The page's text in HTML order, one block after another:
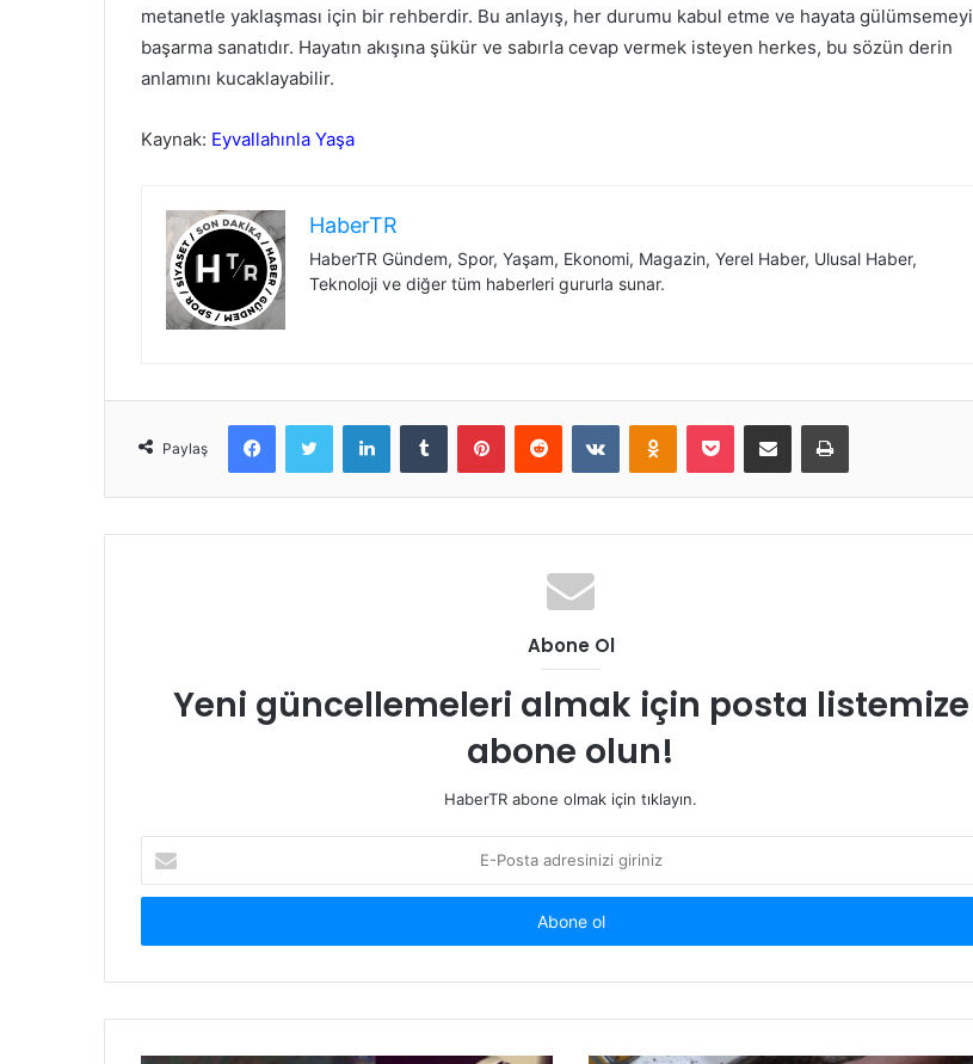
metanetle yaklaşması için bir rehberdir. Bu anlayış, her durumu kabul etme ve hayata gülümsemeyi
başarma sanatıdır. Hayatın akışına şükür ve sabırla cevap vermek isteyen herkes, bu sözün derin
anlamını kucaklayabilir.
Kaynak: Eyvallahınla Yaşa
HaberTR
HaberTR Gündem, Spor, Yaşam, Ekonomi, Magazin, Yerel Haber, Ulusal Haber,
Teknoloji ve diğer tüm haberleri gururla sunar.
Paylaş
FacebookTwitter LinkedInTumblr PinterestReddit VKontakteOdnoklassniki
Pocket E-Posta ile paylaş Yazdır
Abone Ol
Yeni güncellemeleri almak için posta listemize
abone olun!
HaberTR abone olmak için tıklayın.
Posta
adresinizi